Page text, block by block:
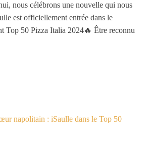
nous célébrons une nouvelle qui nous
est officiellement entrée dans le
Top 50 Pizza Italia 2024🔥 Être reconnu
napolitain : iSaulle dans le Top 50